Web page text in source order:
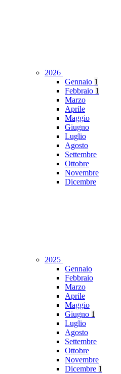
2026
Gennaio 1
Febbraio 1
Marzo
Aprile
Maggio
Giugno
Luglio
Agosto
Settembre
Ottobre
Novembre
Dicembre
2025
Gennaio
Febbraio
Marzo
Aprile
Maggio
Giugno 1
Luglio
Agosto
Settembre
Ottobre
Novembre
Dicembre 1